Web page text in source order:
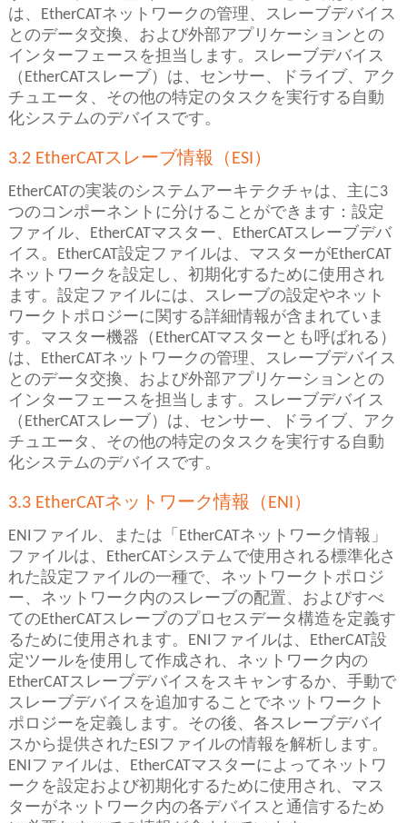
は、EtherCATネットワークの管理、スレーブデバイス
とのデータ交換、および外部アプリケーションとの
インターフェースを担当します。スレーブデバイス
（EtherCATスレーブ）は、センサー、ドライブ、アク
チュエータ、その他の特定のタスクを実行する自動
化システムのデバイスです。
3.2 EtherCATスレーブ情報（ESI）
EtherCATの実装のシステムアーキテクチャは、主に3
つのコンポーネントに分けることができます：設定
ファイル、EtherCATマスター、EtherCATスレーブデバ
イス。EtherCAT設定ファイルは、マスターがEtherCAT
ネットワークを設定し、初期化するために使用され
ます。設定ファイルには、スレーブの設定やネット
ワークトポロジーに関する詳細情報が含まれていま
す。マスター機器（EtherCATマスターとも呼ばれる）
は、EtherCATネットワークの管理、スレーブデバイス
とのデータ交換、および外部アプリケーションとの
インターフェースを担当します。スレーブデバイス
（EtherCATスレーブ）は、センサー、ドライブ、アク
チュエータ、その他の特定のタスクを実行する自動
化システムのデバイスです。
3.3 EtherCATネットワーク情報（ENI）
ENIファイル、または「EtherCATネットワーク情報」
ファイルは、EtherCATシステムで使用される標準化さ
れた設定ファイルの一種で、ネットワークトポロジ
ー、ネットワーク内のスレーブの配置、およびすべ
てのEtherCATスレーブのプロセスデータ構造を定義す
るために使用されます。ENIファイルは、EtherCAT設
定ツールを使用して作成され、ネットワーク内の
EtherCATスレーブデバイスをスキャンするか、手動で
スレーブデバイスを追加することでネットワークト
ポロジーを定義します。その後、各スレーブデバイ
スから提供されたESIファイルの情報を解析します。
ENIファイルは、EtherCATマスターによってネットワ
ークを設定および初期化するために使用され、マス
ターがネットワーク内の各デバイスと通信するため